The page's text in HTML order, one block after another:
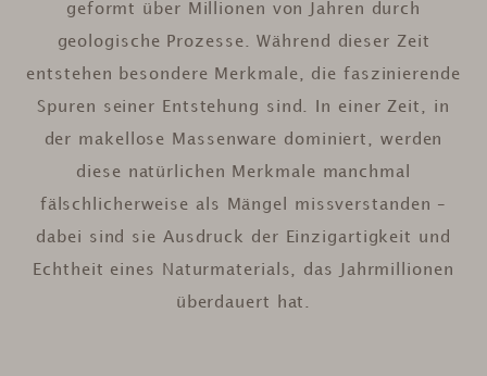
geformt über Millionen von Jahren durch
geologische Prozesse. Während dieser Zeit
entstehen besondere Merkmale, die faszinierende
Spuren seiner Entstehung sind. In einer Zeit, in
der makellose Massenware dominiert, werden
diese natürlichen Merkmale manchmal
fälschlicherweise als Mängel missverstanden –
dabei sind sie Ausdruck der Einzigartigkeit und
Echtheit eines Naturmaterials, das Jahrmillionen
überdauert hat.